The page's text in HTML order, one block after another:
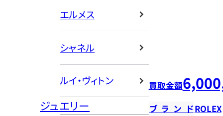
エルメス
シャネル
ルイ・ヴィトン
ジュエリー
買取金額
ブランドROLEX